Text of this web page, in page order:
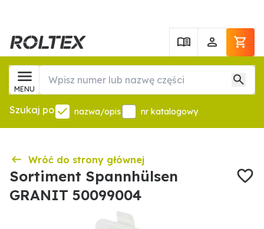
MENU
Szukaj po nazwa/opis nr katalogowy
Wróć do strony głównej
Sortiment Spannhülsen
GRANIT 50099004